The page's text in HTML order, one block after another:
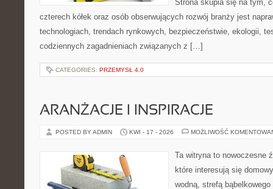
Strona skupia się na tym,
czterech kółek oraz osób obserwujących rozwój branży jest
technologiach, trendach rynkowych, bezpieczeństwie, ekologii,
codziennych zagadnieniach związanych z […]
CATEGORIES: PRZEMYSŁ 4.0
ARANŻACJE I INSPIRACJE
POSTED BY ADMIN KWI - 17 - 2026 MOŻLIWOŚĆ
Ta witryna to nowoczesne
które interesują się
wodną, strefą